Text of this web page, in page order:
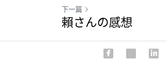
下一篇
賴さんの感想